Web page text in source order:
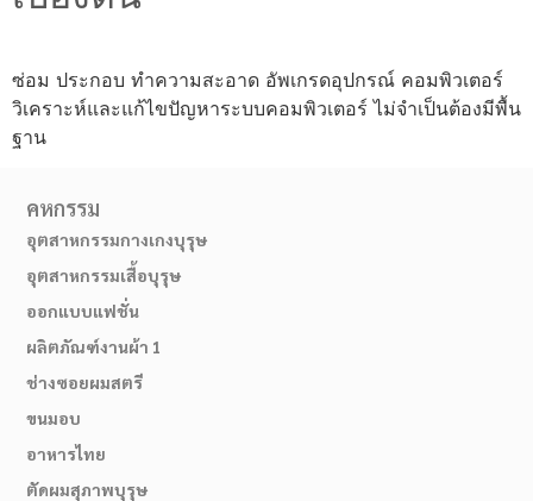
ซ่อม ประกอบ ทำความสะอาด อัพเกรดอุปกรณ์ คอมพิวเตอร์
วิเคราะห์และแก้ไขปัญหาระบบคอมพิวเตอร์ ไม่จำเป็นต้องมีพื้น
ฐาน
คหกรรม
อุตสาหกรรมกางเกงบุรุษ
อุตสาหกรรมเสื้อบุรุษ
ออกแบบแฟชั่น
ผลิตภัณฑ์งานผ้า 1
ช่างซอยผมสตรี
ขนมอบ
อาหารไทย
ตัดผมสุภาพบุรุษ